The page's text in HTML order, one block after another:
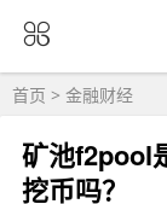
首页 > 金融财经
矿池f2pool
挖币吗？